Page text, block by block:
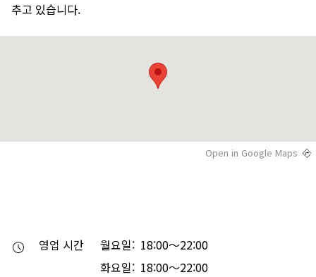
추고 있습니다.
Open in Google Maps
영업 시간
월요일: 18:00～22:00
화요일: 18:00～22:00